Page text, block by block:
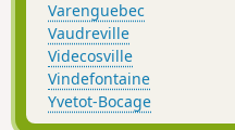
Varenguebec
Vaudreville
Videcosville
Vindefontaine
Yvetot-Bocage